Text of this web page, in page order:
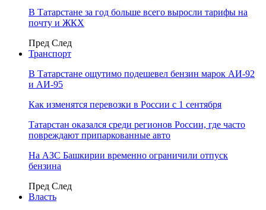
В Татарстане за год больше всего выросли тарифы на
почту и ЖКХ
Пред След
Транспорт
В Татарстане ощутимо подешевел бензин марок АИ-92
и АИ-95
Как изменятся перевозки в России с 1 сентября
Татарстан оказался среди регионов России, где часто
повреждают припаркованные авто
На АЗС Башкирии временно ограничили отпуск
бензина
Пред След
Власть